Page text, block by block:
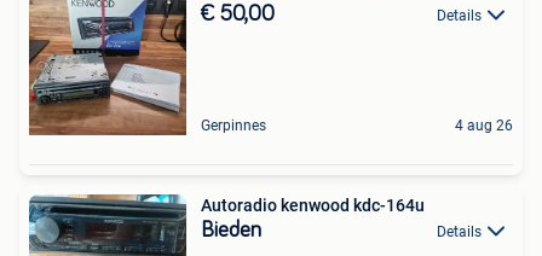
€ 50,00 Details
Gerpinnes 4 aug 26
Autoradio kenwood kdc-164u
Bieden Details